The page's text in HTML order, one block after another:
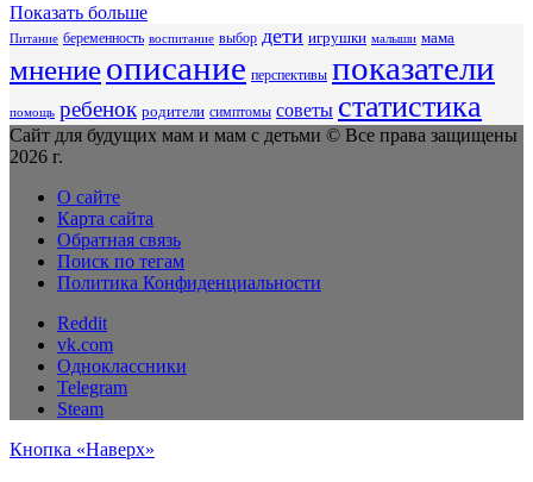
Показать больше
Питание беременность воспитание выбор дети игрушки малыши мама
мнениеописание перспективы показатели
помощь ребенок родители симптомы советы статистика
Сайт для будущих мам и мам с детьми © Все права защищены
2026 г.
О сайте
Карта сайта
Обратная связь
Поиск по тегам
Политика Конфиденциальности
Reddit
vk.com
Одноклассники
Telegram
Steam
Кнопка «Наверх»